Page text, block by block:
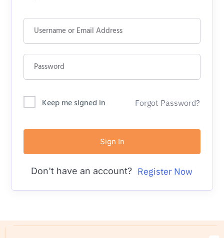
Keep me signed in Forgot Password?
Sign In
Don't have an account? Register Now